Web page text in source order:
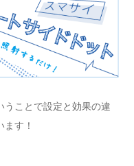
ことで設定と効果の違
す！